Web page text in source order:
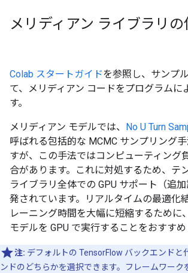
メリディアン ライブラリ
Colab スタートガイドを参照し、サンプ
て、メリディアン コードをプログラムに
す。
メリディアン モデルでは、 No U Turn
呼ばれる包括的な MCMC サンプリング
すが、この手法ではコンピューティング
合があります。これに対処するため、テ
ライブラリ全体での GPU サポート（追
発されています。リアルタイムの最適化
レーニング時間を大幅に短縮するために
モデルを GPU で実行することをおすすめ
注: デフォルトの TensorFlow バックエンドと
ンドのどちらかを選択できます。フレームワーク